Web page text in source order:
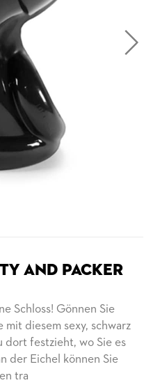
AND PACKER
Schloss! Gönnen Sie
mit diesem sexy, schwarz
dort festzieht, wo Sie es
der Eichel können Sie
tra